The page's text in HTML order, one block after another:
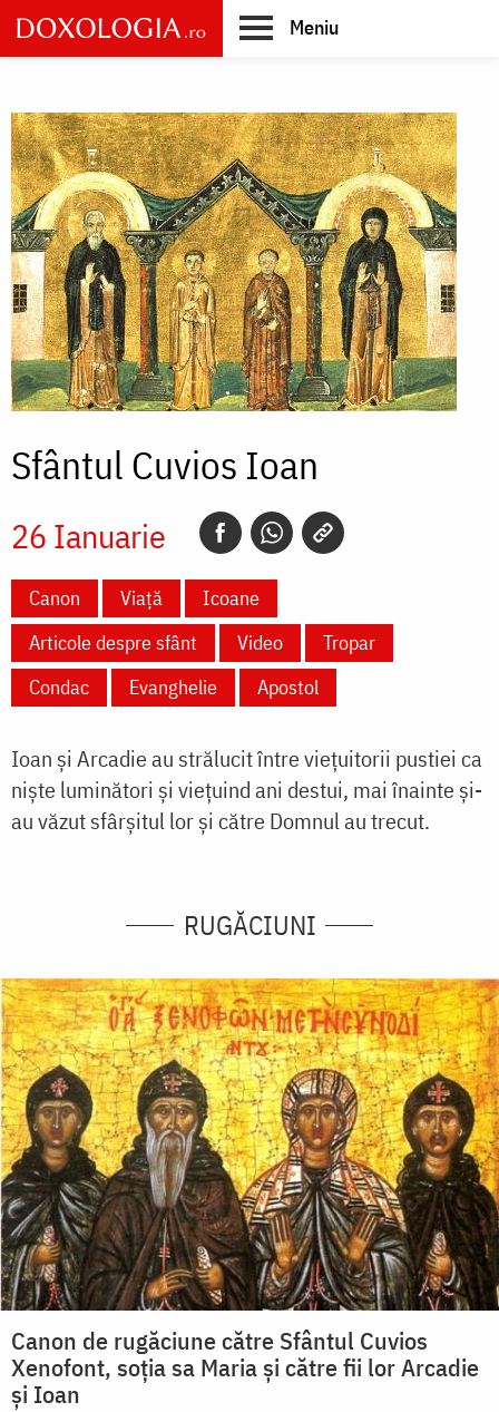
Skip
to
main
Meniu
Sfântul Cuvios Ioan
26 Ianuarie
Canon Viață
Icoane
Articole despre sfânt
Video
Tropar
Condac
Evanghelie Apostol
Ioan şi Arcadie au strălucit între vieţuitorii pustiei ca
nişte luminători şi vieţuind ani destui, mai înainte şi-
au văzut sfârşitul lor şi către Domnul au trecut.
RUGĂCIUNI
Canon de rugăciune către Sfântul Cuvios
Xenofont, soţia sa Maria şi către fii lor Arcadie
şi Ioan